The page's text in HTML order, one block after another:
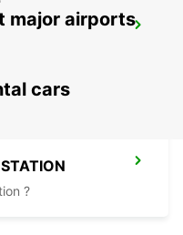
major airports
cars
?